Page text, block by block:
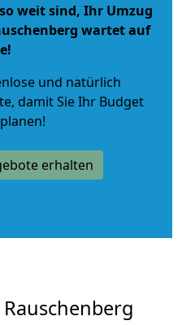
weit sind, Ihr Umzug
wartet auf
und natürlich
, damit Sie Ihr Budget
erhalten